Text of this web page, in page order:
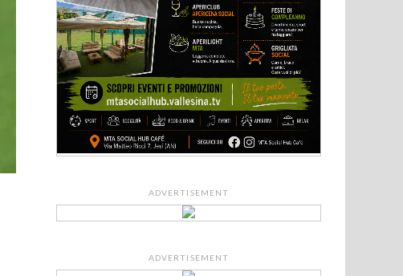
ADVERTISEMENT
ADVERTISEMENT